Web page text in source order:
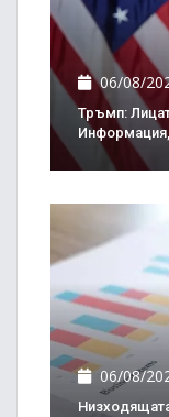
06/08/
Тръмп:
06/08/